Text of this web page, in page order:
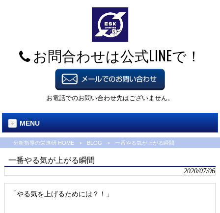
お問合わせは公式LINEで！
お電話でのお問い合わせ先はございません。
MENU
分析指導の栄進研 HOME > BLOG > 一番やる気が上がる瞬間
一番やる気が上がる瞬間
2020/07/06
「やる気を上げるためには？！」